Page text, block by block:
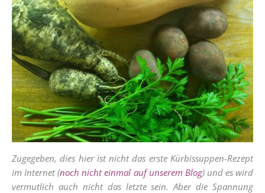
Zugegeben, dies hier ist nicht das erste Kürbissuppen-Rezept
im Internet (noch nicht einmal auf unserem Blog) und es wird
vermutlich auch nicht das letzte sein. Aber die Spannung